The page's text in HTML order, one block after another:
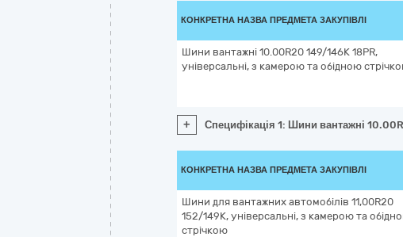
КОНКРЕТНА НАЗВА ПРЕДМЕТА ЗАКУПІВЛІ
Шини вантажні 10.00R20 149/146K 18PR,
універсальні, з камерою та обідною
+ Специфікація 1: Шини вантажні
КОНКРЕТНА НАЗВА ПРЕДМЕТА ЗАКУПІВЛІ
Шини для вантажних автомобілів 11,00R20
152/149K, універсальні, з камерою та
стрічкою